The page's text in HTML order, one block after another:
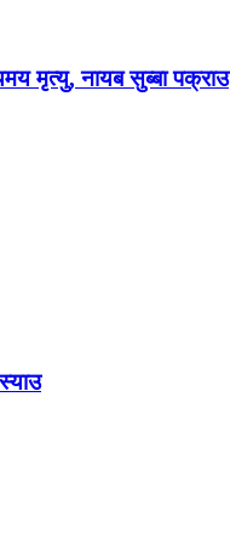
मृत्यु, नायब सुब्बा पक्राउ